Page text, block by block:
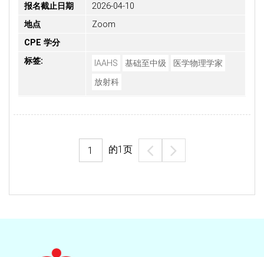
报名截止日期
2026-04-10
地点
Zoom
CPE 学分
标签:
IAAHS 基础至中级
医学物理学家
放射科
的1 页